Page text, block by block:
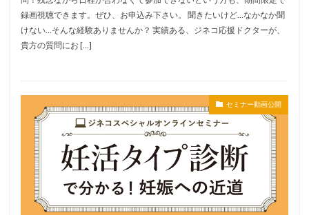
録画視聴できます。ぜひ、お申込み下さい。 聞きたいけど…なかなか聞
けない…そんな経験ありませんか？ 実績ある、ジネコ応援ドクターが、
貴方の質問にお […]
セミナー動画公開